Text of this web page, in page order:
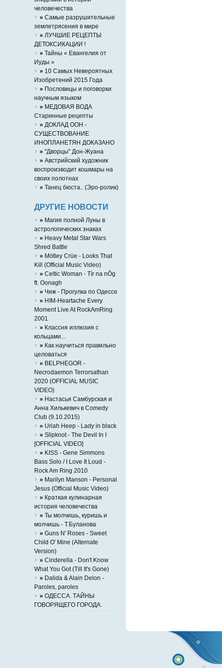
человечества
» Самые разрушительные
землетрясения в мире
» ЛУЧШИЕ РЕЦЕПТЫ
ДЕТОКСИКАЦИИ !
» Тайны « Евангелия от
Иуды »
» 10 Самых Невероятных
Изобретений 2015 Года
» Пословицы и поговорки
научным языком
» МЕДОВАЯ ВОДА
Старинные рецепты
» ДОКЛАД ООН -
СУЩЕСТВОВАНИЕ
ИНОПЛАНЕТЯН ДОКАЗАНО
» "Дворцы" Дон-Жуана
» Австрийский художник
воспроизводит кошмары на
своих полотнах
» Танец бюста.. (Эро-ролик)
ДРУГИЕ НОВОСТИ
» Магия полной Луны в
астрологических знаках
» Heavy Metal Star Wars
Shred Battle
» Mötley Crüe - Looks That
Kill (Official Music Video)
» Celtic Woman - Tír na nÓg
ft. Oonagh
» Чиж - Прогулка по Одессе
» HIM-Heartache Every
Moment Live At RockAmRing
2001
» Классня иллюзия с
кольцами...
» Как научиться правильно
целоваться
» BELPHEGOR -
Necrodaemon Terrorsathan
2020 (OFFICIAL MUSIC
VIDEO)
» Настасья Самбурская и
Анна Хилькевич в Comedy
Club (9.10.2015)
» Uriah Heep - Lady in black
» Slipknot - The Devil In I
[OFFICIAL VIDEO]
» KISS - Gene Simmons
Bass Solo / I Love It Loud -
Rock Am Ring 2010
» Marilyn Manson - Personal
Jesus (Official Music Video)
» Краткая кулинарная
история человечества
» Ты молчишь, куришь и
молчишь - Т.Буланова
» Guns N' Roses - Sweet
Child O' Mine (Alternate
Version)
» Cinderella - Don't Know
What You Got (Till It's Gone)
» Dalida & Alain Delon -
Paroles, paroles
» ОДЕССА. ТАЙНЫ
ГОВОРЯЩЕГО ГОРОДА.